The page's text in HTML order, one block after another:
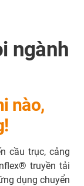
ngành
nào,
cầu trục, cảng
truyền tải
dụng chuyển